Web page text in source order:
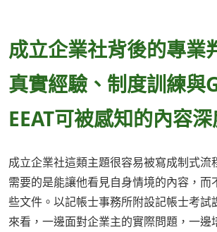
成立企業社背後的專業
真實經驗、制度訓練與
EEAT可被感知的內容
成立企業社這類主題很容易被寫成制式流
需要的是能讓他看見自身情境的內容，而
些文件。以記帳士事務所附設記帳士考試
來看，一邊面對企業主的實際問題，一邊